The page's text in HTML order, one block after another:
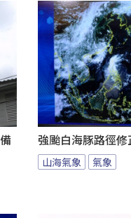
強颱白海豚路徑
山海氣象 氣象